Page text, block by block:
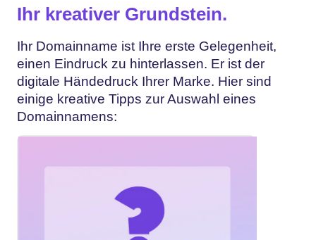
Ihr kreativer Grundstein.
Ihr Domainname ist Ihre erste Gelegenheit,
einen Eindruck zu hinterlassen. Er ist der
digitale Händedruck Ihrer Marke. Hier sind
einige kreative Tipps zur Auswahl eines
Domainnamens: